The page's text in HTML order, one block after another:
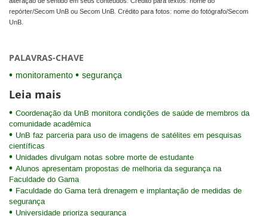
repórter/Secom UnB ou Secom UnB. Crédito para fotos: nome do fotógrafo/Secom
UnB.
PALAVRAS-CHAVE
monitoramento segurança
Leia mais
Coordenação da UnB monitora condições de saúde de membros da
comunidade acadêmica
UnB faz parceria para uso de imagens de satélites em pesquisas
científicas
Unidades divulgam notas sobre morte de estudante
Alunos apresentam propostas de melhoria da segurança na
Faculdade do Gama
Faculdade do Gama terá drenagem e implantação de medidas de
segurança
Universidade prioriza segurança